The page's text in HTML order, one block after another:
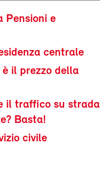
Pensioni e
centrale
il prezzo della
il traffico su strada
Basta!
civile